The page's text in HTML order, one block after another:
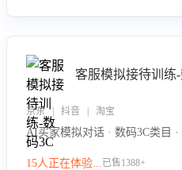
客服模拟接待训练
京东 | 抖音 | 淘宝
AI买家模拟对话 · 数码3C类目
15人正在体验...已售1388+